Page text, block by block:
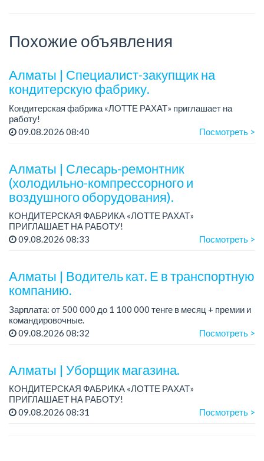
Похожие объявления
Алматы | Специалист-закупщик на
кондитерскую фабрику.
Кондитерская фабрика «ЛОТТЕ РАХАТ» приглашает на
работу!
Зарплата: до 275 000 тенге.
09.08.2026 08:40 Посмотреть >
Алматы | Слесарь-ремонтник
(холодильно-компрессорного и
воздушного оборудования).
КОНДИТЕРСКАЯ ФАБРИКА «ЛОТТЕ РАХАТ»
ПРИГЛАШАЕТ НА РАБОТУ!
График работы: сменный.
09.08.2026 08:33 Посмотреть >
Алматы | Водитель кат. Е в транспортную
компанию.
Зарплата: от 500 000 до 1 100 000 тенге в месяц + премии и
командировочные.
Условия: постоянная занятость, бонусы и премии за
качественную работу, комфортные условия, современный
09.08.2026 08:32 Посмотреть >
Алматы | Уборщик магазина.
КОНДИТЕРСКАЯ ФАБРИКА «ЛОТТЕ РАХАТ»
ПРИГЛАШАЕТ НА РАБОТУ!
График работы: сменный.
09.08.2026 08:31 Посмотреть >